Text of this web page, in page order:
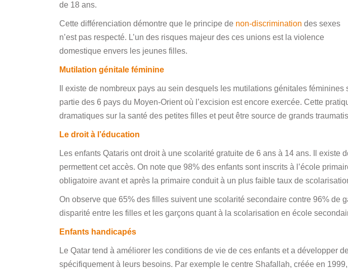
de 18 ans.
Cette différenciation démontre que le principe de non-discrimination des sexes
n’est pas respecté. L’un des risques majeur des ces unions est la violence
domestique envers les jeunes filles.
Mutilation génitale féminine
Il existe de nombreux pays au sein desquels les mutilations génitales féminines
partie des 6 pays du Moyen-Orient où l’excision est encore exercée. Cette
dramatiques sur la santé des petites filles et peut être source de grands
Le droit à l’éducation
Les enfants Qataris ont droit à une scolarité gratuite de 6 ans à 14 ans. Il existe
permettent cet accès. On note que 98% des enfants sont inscrits à l’école
obligatoire avant et après la primaire conduit à un plus faible taux de
On observe que 65% des filles suivent une scolarité secondaire contre 96% de
disparité entre les filles et les garçons quant à la scolarisation en école
Enfants handicapés
Le Qatar tend à améliorer les conditions de vie de ces enfants et a développer
spécifiquement à leurs besoins. Par exemple le centre Shafallah, créée en